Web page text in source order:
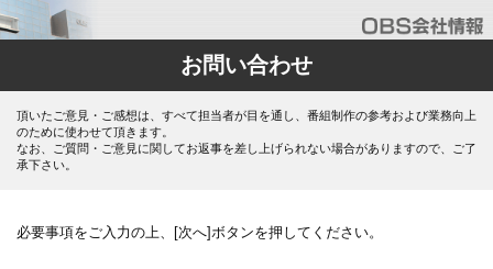
お問い合わせ
頂いたご意見・ご感想は、すべて担当者が目を通し、番組制作の参考および業務向上
のために使わせて頂きます。
なお、ご質問・ご意見に関してお返事を差し上げられない場合がありますので、ご了
承下さい。
必要事項をご入力の上、[次へ]ボタンを押してください。